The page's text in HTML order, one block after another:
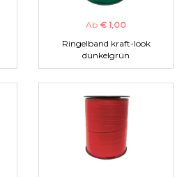
Ab € 1,00
Ringelband kraft-look
dunkelgrün